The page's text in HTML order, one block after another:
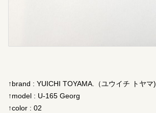
↑brand : YUICHI TOYAMA.（ユウイチ トヤマ)
↑model : U-165 Georg
↑color : 02